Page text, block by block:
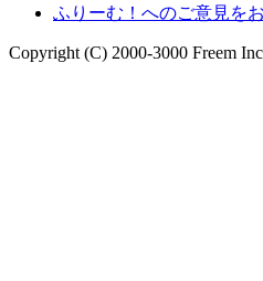
ふりーむ！へのご意見を
Copyright (C) 2000-3000 Freem